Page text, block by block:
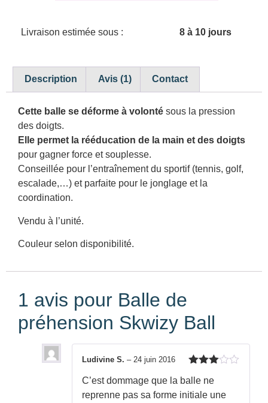
Livraison estimée sous : 8 à 10 jours
Description Avis (1) Contact
Cette balle se déforme à volonté sous la pression
des doigts.
Elle permet la rééducation de la main et des doigts
pour gagner force et souplesse.
Conseillée pour l’entraînement du sportif (tennis, golf,
escalade,…) et parfaite pour le jonglage et la
coordination.
Vendu à l’unité.
Couleur selon disponibilité.
1 avis pour Balle de
préhension Skwizy Ball
sur 5
Ludivine S. – 24 juin 2016
C’est dommage que la balle ne
reprenne pas sa forme initiale une